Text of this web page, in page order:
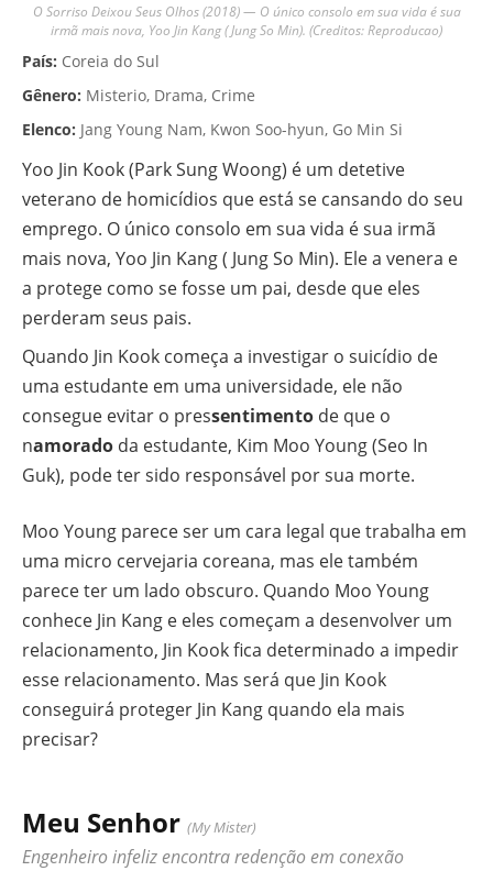
O Sorriso Deixou Seus Olhos (2018) — O único consolo em sua vida é sua
irmã mais nova, Yoo Jin Kang ( Jung So Min). (Creditos: Reproducao)
País: Coreia do Sul
Gênero: Misterio, Drama, Crime
Elenco: Jang Young Nam, Kwon Soo-hyun, Go Min Si
Yoo Jin Kook (Park Sung Woong) é um detetive
veterano de homicídios que está se cansando do seu
emprego. O único consolo em sua vida é sua irmã
mais nova, Yoo Jin Kang ( Jung So Min). Ele a venera e
a protege como se fosse um pai, desde que eles
perderam seus pais.
Quando Jin Kook começa a investigar o suicídio de
uma estudante em uma universidade, ele não
consegue evitar o pressentimento de que o
namorado da estudante, Kim Moo Young (Seo In
Guk), pode ter sido responsável por sua morte.
Moo Young parece ser um cara legal que trabalha em
uma micro cervejaria coreana, mas ele também
parece ter um lado obscuro. Quando Moo Young
conhece Jin Kang e eles começam a desenvolver um
relacionamento, Jin Kook fica determinado a impedir
esse relacionamento. Mas será que Jin Kook
conseguirá proteger Jin Kang quando ela mais
precisar?
Meu Senhor (My Mister)
Engenheiro infeliz encontra redenção em conexão